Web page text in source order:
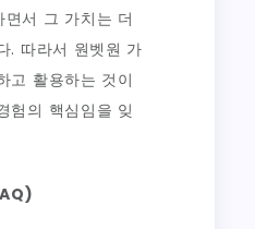
서 그 가치는 더
. 따라서 원벳원 가
고 활용하는 것이
험의 핵심임을 잊